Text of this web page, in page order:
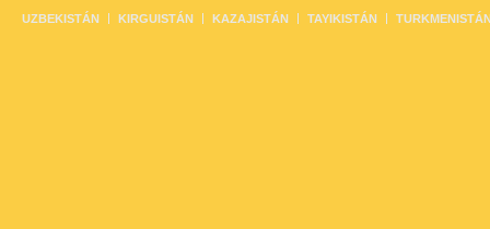
UZBEKISTÁN KIRGUISTÁN KAZAJISTÁN TAYIKISTÁN